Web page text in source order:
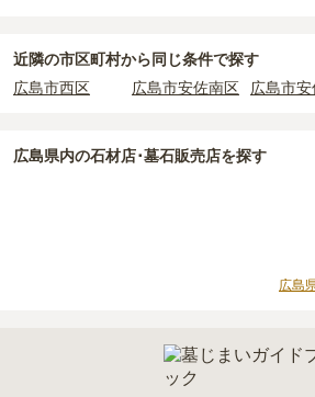
積もりを取るまで確定しません。
現地見学では、担当者に「提示金額以外に
必ず確認することをおすすめします。
内を取り寄せることができます。
近隣の市区町村から同じ条件で探す
広島市西区
広島市安佐南区 広島市
広島県内の石材店･墓石販売店を探す
広島